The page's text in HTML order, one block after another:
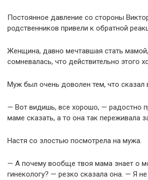
Постоянное давление со стороны
родственников привели к обратной
Женщина, давно мечтавшая стать мамой,
сомневалась, что действительно этого
Муж был очень доволен тем, что сказал
— Вот видишь, все хорошо, — радостно
маме сказать, а то она так переживала
Настя со злостью посмотрела на мужа.
— А почему вообще твоя мама знает о
гинекологу? — резко сказала она. — Я